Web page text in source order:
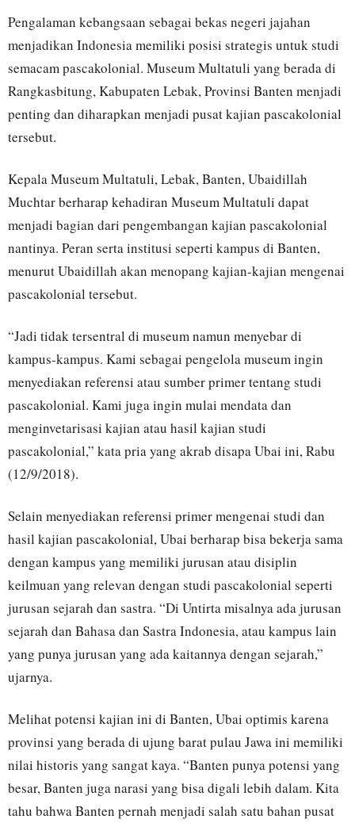
Pengalaman kebangsaan sebagai bekas negeri jajahan
menjadikan Indonesia memiliki posisi strategis untuk studi
semacam pascakolonial. Museum Multatuli yang berada di
Rangkasbitung, Kabupaten Lebak, Provinsi Banten menjadi
penting dan diharapkan menjadi pusat kajian pascakolonial
tersebut.
Kepala Museum Multatuli, Lebak, Banten, Ubaidillah
Muchtar berharap kehadiran Museum Multatuli dapat
menjadi bagian dari pengembangan kajian pascakolonial
nantinya. Peran serta institusi seperti kampus di Banten,
menurut Ubaidillah akan menopang kajian-kajian mengenai
pascakolonial tersebut.
“Jadi tidak tersentral di museum namun menyebar di
kampus-kampus. Kami sebagai pengelola museum ingin
menyediakan referensi atau sumber primer tentang studi
pascakolonial. Kami juga ingin mulai mendata dan
menginvetarisasi kajian atau hasil kajian studi
pascakolonial,” kata pria yang akrab disapa Ubai ini, Rabu
(12/9/2018).
Selain menyediakan referensi primer mengenai studi dan
hasil kajian pascakolonial, Ubai berharap bisa bekerja sama
dengan kampus yang memiliki jurusan atau disiplin
keilmuan yang relevan dengan studi pascakolonial seperti
jurusan sejarah dan sastra. “Di Untirta misalnya ada jurusan
sejarah dan Bahasa dan Sastra Indonesia, atau kampus lain
yang punya jurusan yang ada kaitannya dengan sejarah,”
ujarnya.
Melihat potensi kajian ini di Banten, Ubai optimis karena
provinsi yang berada di ujung barat pulau Jawa ini memiliki
nilai historis yang sangat kaya. “Banten punya potensi yang
besar, Banten juga narasi yang bisa digali lebih dalam. Kita
tahu bahwa Banten pernah menjadi salah satu bahan pusat